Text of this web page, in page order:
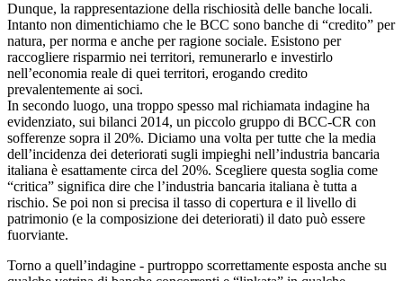
Dunque, la rappresentazione della rischiosità delle banche locali.
Intanto non dimentichiamo che le BCC sono banche di “credito” per
natura, per norma e anche per ragione sociale. Esistono per
raccogliere risparmio nei territori, remunerarlo e investirlo
nell’economia reale di quei territori, erogando credito
prevalentemente ai soci.
In secondo luogo, una troppo spesso mal richiamata indagine ha
evidenziato, sui bilanci 2014, un piccolo gruppo di BCC-CR con
sofferenze sopra il 20%. Diciamo una volta per tutte che la media
dell’incidenza dei deteriorati sugli impieghi nell’industria bancaria
italiana è esattamente circa del 20%. Scegliere questa soglia come
“critica” significa dire che l’industria bancaria italiana è tutta a
rischio. Se poi non si precisa il tasso di copertura e il livello di
patrimonio (e la composizione dei deteriorati) il dato può essere
fuorviante.
Torno a quell’indagine - purtroppo scorrettamente esposta anche su